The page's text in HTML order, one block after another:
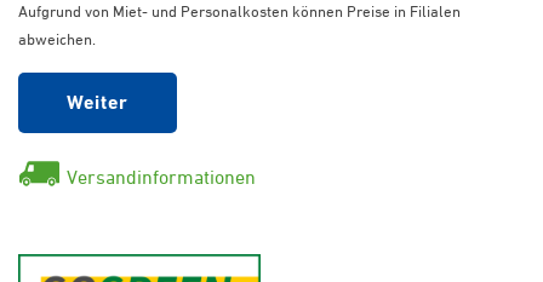
Aufgrund von Miet- und Personalkosten können Preise in Filialen
abweichen.
Weiter
Versandinformationen